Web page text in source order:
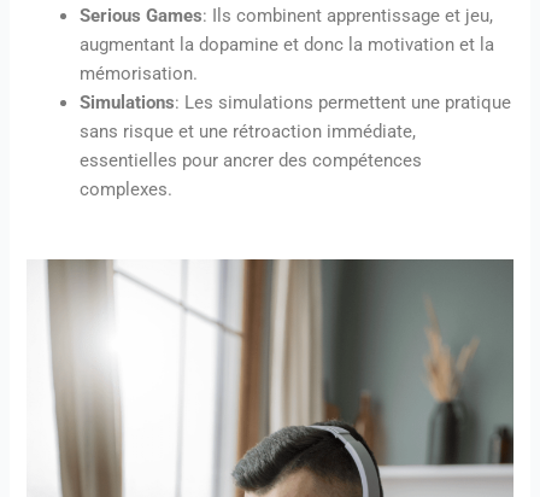
Serious Games: Ils combinent apprentissage et jeu,
augmentant la dopamine et donc la motivation et la
mémorisation.
Simulations: Les simulations permettent une pratique
sans risque et une rétroaction immédiate,
essentielles pour ancrer des compétences
complexes.